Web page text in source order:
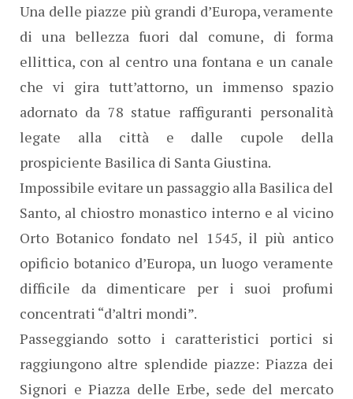
Una delle piazze più grandi d’Europa, veramente
di una bellezza fuori dal comune, di forma
ellittica, con al centro una fontana e un canale
che vi gira tutt’attorno, un immenso spazio
adornato da 78 statue raffiguranti personalità
legate alla città e dalle cupole della
prospiciente Basilica di Santa Giustina.
Impossibile evitare un passaggio alla Basilica del
Santo, al chiostro monastico interno e al vicino
Orto Botanico fondato nel 1545, il più antico
opificio botanico d’Europa, un luogo veramente
difficile da dimenticare per i suoi profumi
concentrati “d’altri mondi”.
Passeggiando sotto i caratteristici portici si
raggiungono altre splendide piazze: Piazza dei
Signori e Piazza delle Erbe, sede del mercato